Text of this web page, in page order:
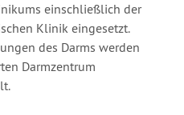
einschließlich der
Klinik eingesetzt.
des Darms werden
Darmzentrum